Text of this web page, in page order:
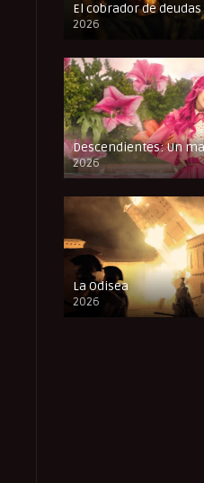
El cobrador de deudas
2026
FULL HD
2026
FULL HD
La Odisea
2026
CAM